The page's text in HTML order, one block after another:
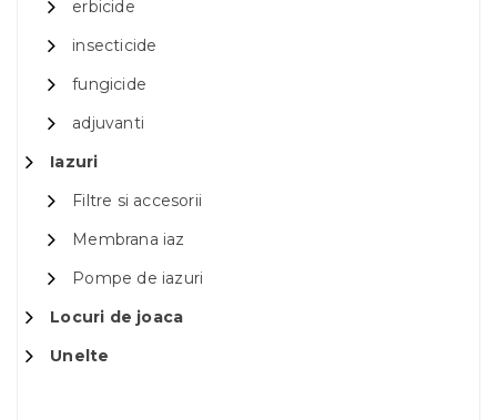
erbicide
insecticide
fungicide
adjuvanti
Iazuri
Filtre si accesorii
Membrana iaz
Pompe de iazuri
Locuri de joaca
Unelte